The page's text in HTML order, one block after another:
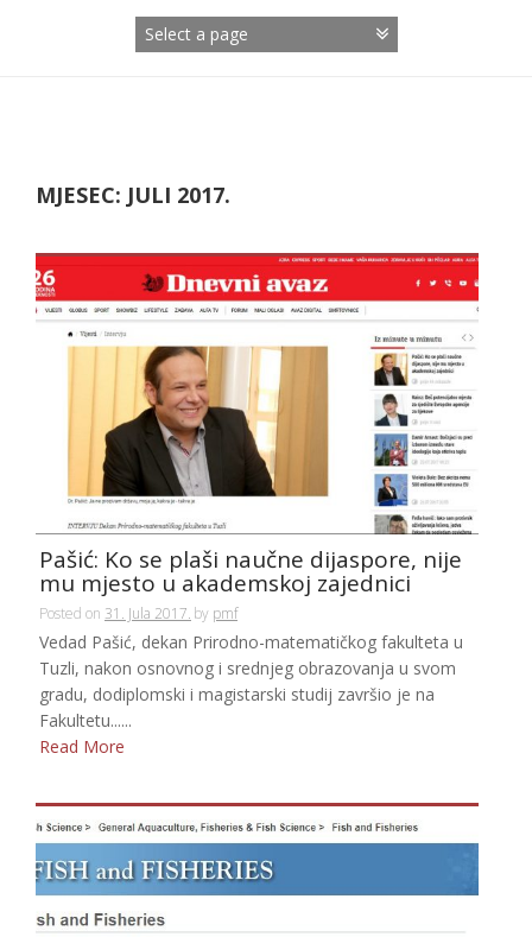
MJESEC: JULI 2017.
Pašić: Ko se plaši naučne dijaspore, nije
mu mjesto u akademskoj zajednici
Posted on 31. Jula 2017. by pmf
Vedad Pašić, dekan Prirodno-matematičkog fakulteta u
Tuzli, nakon osnovnog i srednjeg obrazovanja u svom
gradu, dodiplomski i magistarski studij završio je na
Fakultetu......
Read More